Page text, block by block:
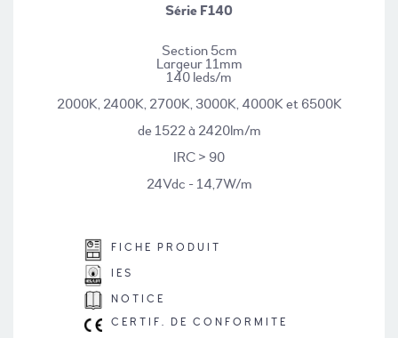
Série F140
Section 5cm
Largeur 11mm
140 leds/m
2000K, 2400K, 2700K, 3000K, 4000K et 6500K
de 1522 à 2420lm/m
IRC > 90
24Vdc - 14,7W/m
FICHE PRODUIT
IES
NOTICE
CERTIF. DE CONFORMITE